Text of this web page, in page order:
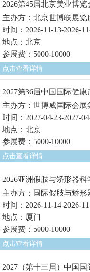
2026第45届北京美业博览
主办方：北京世博联展览
时间：2026-11-13-2026-
地点：北京
参展费：5000-10000
点击查看详情
2027第36届中国国际健
主办方：世博威国际会展
时间：2027-04-23-2027-
地点：北京
参展费：5000-10000
点击查看详情
2026亚洲假肢与矫形器
主办方：国际假肢与矫形
时间：2026-11-14-2026-
地点：厦门
参展费：5000-10000
点击查看详情
2027（第十三届）中国